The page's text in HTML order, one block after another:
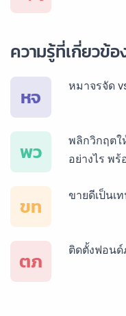
บริการรับแ
บริการรับแ
ความรู้ที่เกี่ยวข้อ
หจ หมาจรจัด
พว
พลิกวิกฤตใ
อย่างไร พ
ขท ขายดีเป็นเ
ตภ ติดตั้งฟอน